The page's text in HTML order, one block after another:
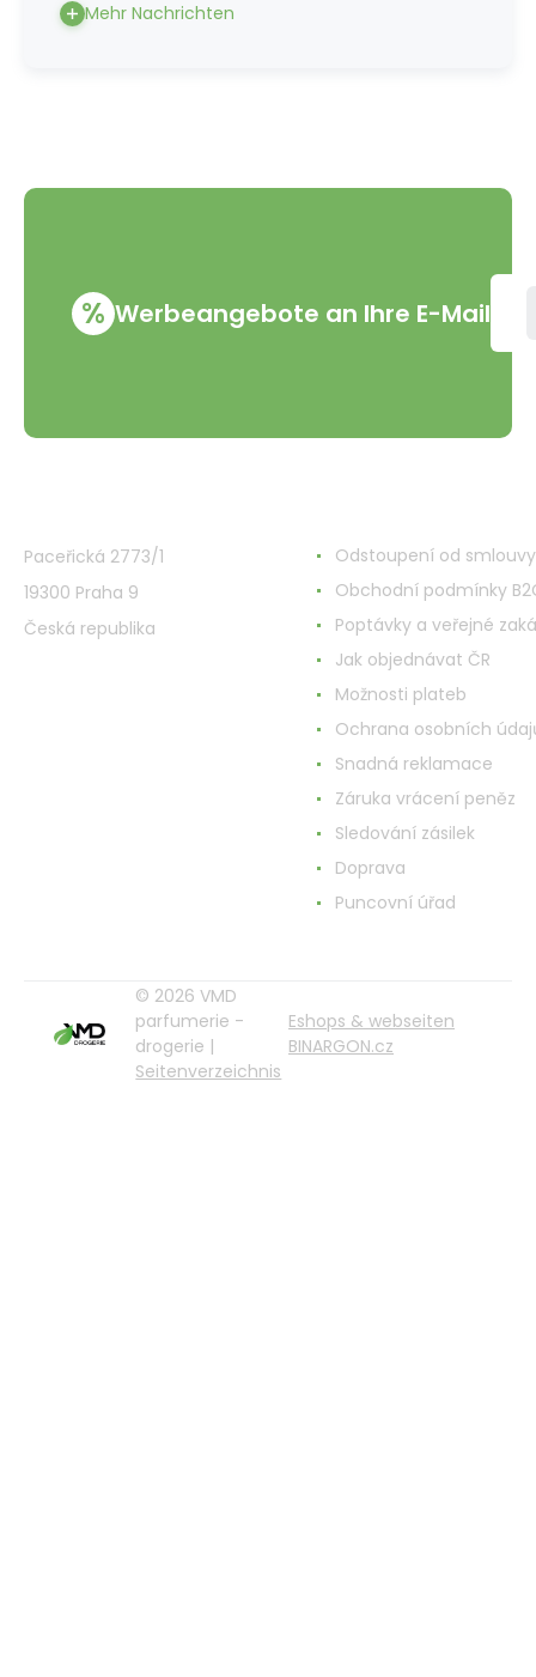
Mehr Nachrichten
% Werbeangebote an Ihre E-Mail
Paceřická 2773/1
19300 Praha 9
Česká republika
Odstoupení od smlouvy
Obchodní podmínky
Poptávky a veřejné
Jak objednávat ČR
Možnosti plateb
Ochrana osobních
Snadná reklamace
Záruka vrácení peněz
Sledování zásilek
Doprava
Puncovní úřad
© 2026 VMD
parfumerie -
drogerie |
Seitenverzeichnis
Eshops & webseiten
BINARGON.cz